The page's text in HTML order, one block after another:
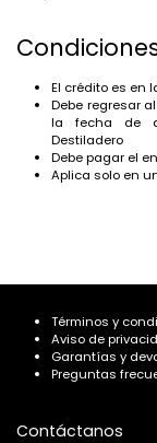
El crédito es en
Debe regresar
la fecha de
Destiladero
Debe pagar el
Aplica solo en
Términos y
Aviso de
Garantías y
Preguntas
Contáctanos